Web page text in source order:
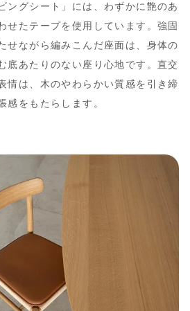
ングシート」には、わずかに艶のあ
せたテープを使用しています。強固
せながら編みこんだ座面は、身体の
底あたりのない座り心地です。直交
情は、木のやわらかい質感を引き締
感をもたらします。